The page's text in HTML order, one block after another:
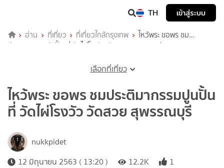
TH เข้าสู่ระบบ
อ่าน ที่เที่ยว ที่เที่ยวใกล้กรุงเทพ
ไหว้พระ ขอพร ชม
ประติมากรรมปูนปั้น ที่ วัดไผ่โรงวัว วัดสวย สุพรรณบุรี
เลือกที่เที่ยว
ไหว้พระ ขอพร ชมประติมากรรมปูนปั้น
ที่ วัดไผ่โรงวัว วัดสวย สุพรรณบุรี
nukkpidet
12 มิถุนายน 2563 ( 13:20 )
12.2K 1